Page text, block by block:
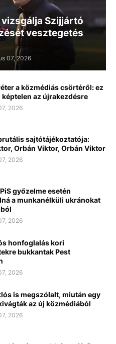
Szijjártó
vesztegetés
07, 2026
a közmédiás csörtéről: ez
képtelen az újrakezdésre
2026
sajtótájékoztatója:
Orbán Viktor, Orbán Viktor
2026
győzelme esetén
a munkanélküli ukránokat
2026
honfoglalás kori
bukkantak Pest
2026
is megszólalt, miután egy
az új közmédiából
2026